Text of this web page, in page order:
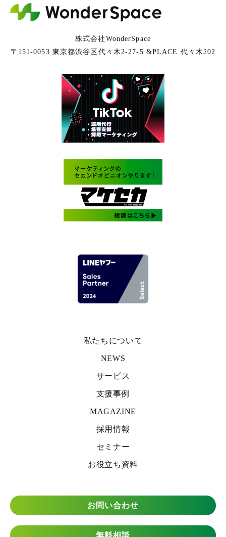
株式会社WonderSpace
〒151-0053 東京都渋谷区代々木2-27-5 &PLACE 代々木202
私たちについて
NEWS
サービス
支援事例
MAGAZINE
採用情報
セミナー
お役立ち資料
お問い合わせ
無料相談